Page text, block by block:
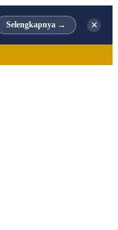
Selengkapnya → ✕